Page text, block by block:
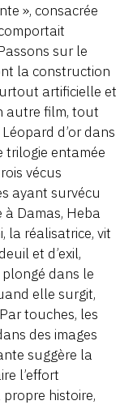
», consacrée
sur le
la construction
artificielle et
autre film, tout
d’or dans
trilogie entamée
vécus
ayant survécu
à Damas, Heba
la réalisatrice, vit
et d’exil,
dans le
elle surgit,
touches, les
des images
suggère la
l’effort
histoire,